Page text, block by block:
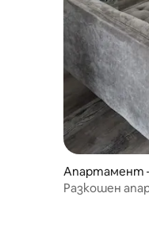
Апартамент
лънд
Разкошен